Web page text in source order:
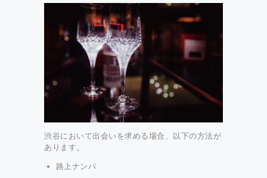
渋谷において出会いを求める場合、以下の方法が
あります。
路上ナンパ